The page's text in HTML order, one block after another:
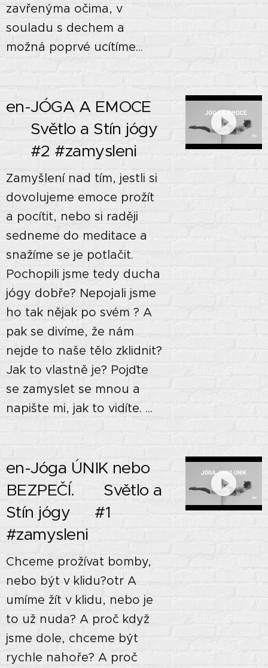
zavřenýma očima, v
souladu s dechem a
možná poprvé ucítíme...
en-JÓGA A EMOCE
🙏🏼 Světlo a Stín jógy
🌘 #2 #zamysleni
Zamyšlení nad tím, jestli si
dovolujeme emoce prožít
a pocítit, nebo si raději
sedneme do meditace a
snažíme se je potlačit.
Pochopili jsme tedy ducha
jógy dobře? Nepojali jsme
ho tak nějak po svém ? A
pak se divíme, že nám
nejde to naše tělo zklidnit?
Jak to vlastně je? Pojďte
se zamyslet se mnou a
napište mi, jak to vidíte. ...
en-Jóga ÚNIK nebo
BEZPEČÍ. 🙏🏼 Světlo a
Stín jógy🌘 #1
#zamysleni
Chceme prožívat bomby,
nebo být v klidu?otr A
umíme žít v klidu, nebo je
to už nuda? A proč když
jsme dole, chceme být
rychle nahoře? A proč